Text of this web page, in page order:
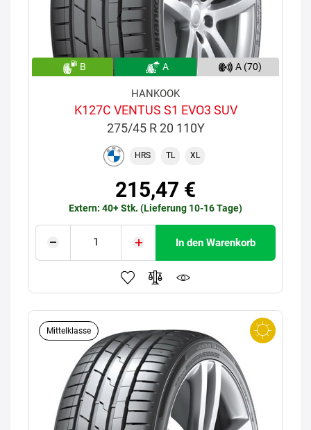
B A A (70)
HANKOOK
K127C VENTUS S1 EVO3 SUV
275/45 R 20 110Y
HRS TL XL
215,47 €
Extern: 40+ Stk. (Lieferung 10-16 Tage)
In den Warenkorb
Mittelklasse